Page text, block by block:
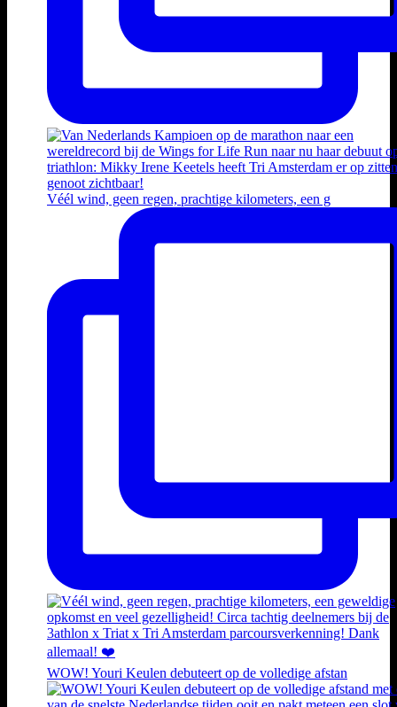
Véél wind, geen regen, prachtige kilometers, een g
WOW! Youri Keulen debuteert op de volledige afstan